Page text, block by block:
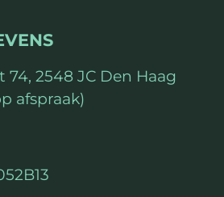
74, 2548 JC Den Haag
afspraak)